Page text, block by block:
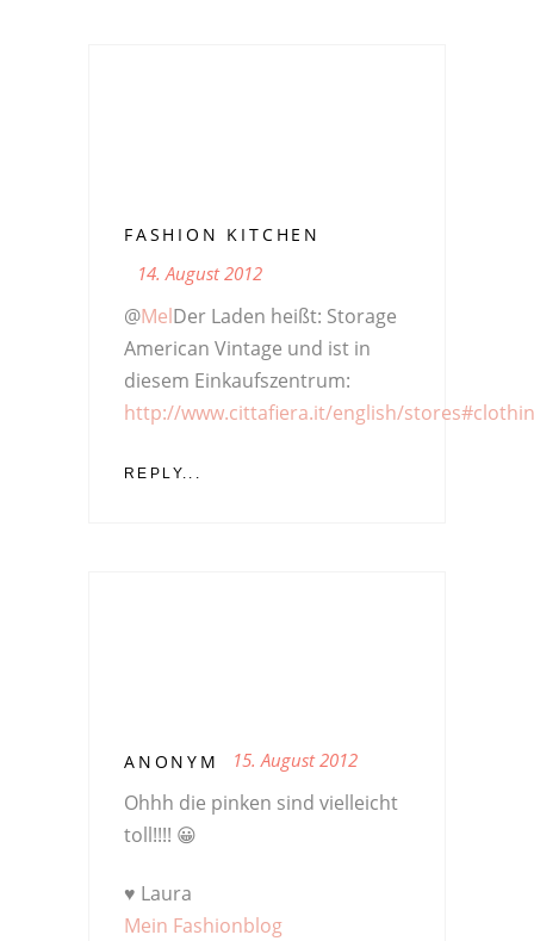
FASHION KITCHEN
14. August 2012
@MelDer Laden heißt: Storage
American Vintage und ist in
diesem Einkaufszentrum:
http://www.cittafiera.it/english/
REPLY...
ANONYM 15. August 2012
Ohhh die pinken sind vielleicht
toll!!!! 😀
♥ Laura
Mein Fashionblog